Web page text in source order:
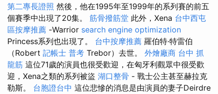
第二專長證照 然後，他在1995年至1999年的系列賽的前五
個賽季中出現了20集。 筋骨撥筋堂 此外，Xena 台中西屯
區按摩推薦 -Warrior search engine optimization
Princess系列也出現了。 台中按摩推薦 羅伯特·特雷伯
（Robert 記帳士 普考 Trebor）去世。 外燴廠商 台中 抓
龍筋 這位71歲的演員也很受歡迎，在匈牙利觀眾中很受歡
迎，Xena之類的系列被盜 湖口整骨 - 戰士公主甚至赫拉克
勒斯。 台胞證台中 這位悲慘的消息是由演員的妻子Deirdre